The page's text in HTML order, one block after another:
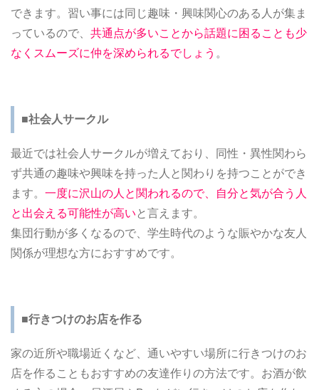
できます。習い事には同じ趣味・興味関心のある人が集ま
っているので、 共通点が多いことから話題に困ることも少
なくスムーズに仲を深められるでしょう 。
■社会人サークル
最近では社会人サークルが増えており、同性・異性関わら
ず共通の趣味や興味を持った人と関わりを持つことができ
ます。 一度に沢山の人と関われるので、自分と気が合う人
と出会える可能性が高い と言えます。
集団行動が多くなるので、学生時代のような賑やかな友人
関係が理想な方におすすめです。
■行きつけのお店を作る
家の近所や職場近くなど、通いやすい場所に行きつけのお
店を作ることもおすすめの友達作りの方法です。お酒が飲